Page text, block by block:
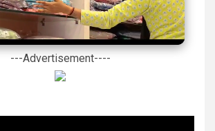
---Advertisement----